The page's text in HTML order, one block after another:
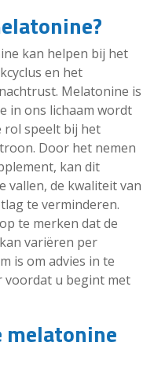
kan helpen bij het
en het
Melatonine is
in ons lichaam wordt
rol speelt bij het
Door het nemen
kan dit
vallen, de kwaliteit van
te verminderen.
te merken dat de
variëren per
is om advies in te
voordat u begint met
melatonine